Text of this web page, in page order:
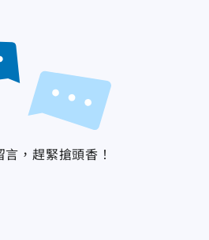
言，趕緊搶頭香！